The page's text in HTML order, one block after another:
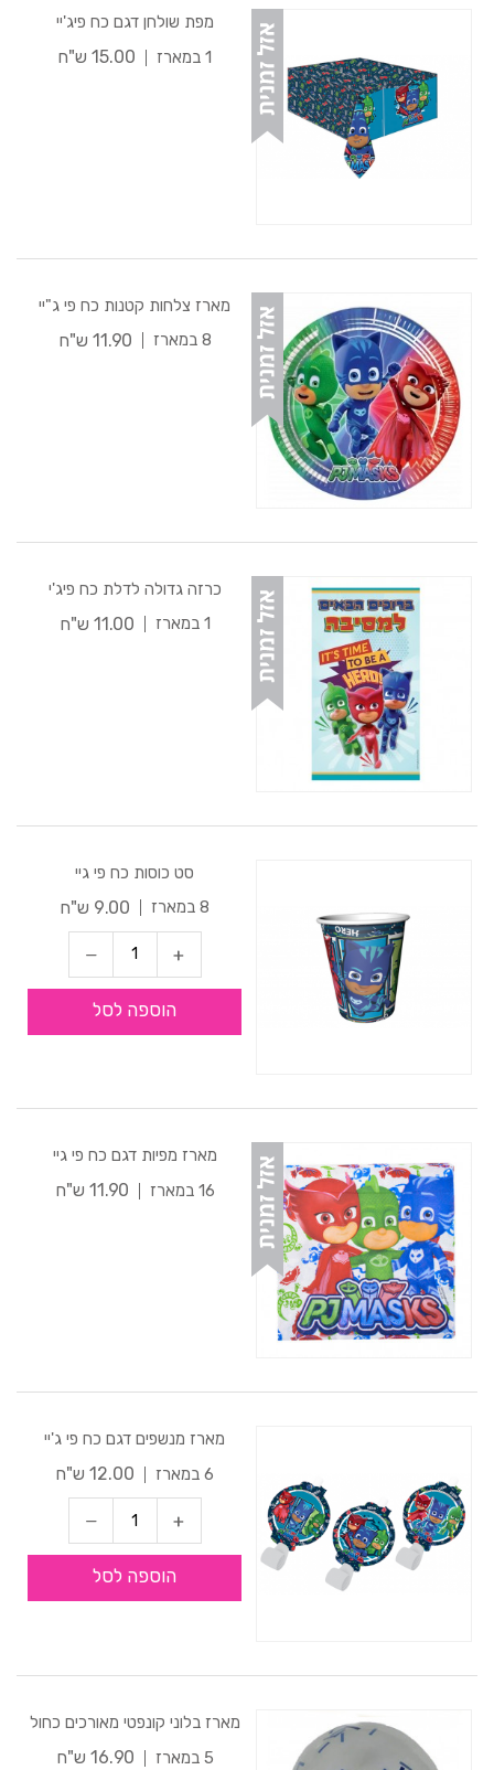
מפת שולחן דגם כח פיג'יי
1 במארז
15.00 ש"ח
מארז צלחות קטנות כח פי ג"יי
8 במארז
11.90 ש"ח
כרזה גדולה לדלת כח פיג'י
1 במארז
11.00 ש"ח
סט כוסות כח פי גיי
8 במארז
9.00 ש"ח
הוספה לסל
מארז מפיות דגם כח פי גיי
16 במארז
11.90 ש"ח
מארז מנשפים דגם כח פי ג'יי
6 במארז
12.00 ש"ח
הוספה לסל
מארז בלוני קונפטי מאורכים כחול
5 במארז
16.90 ש"ח